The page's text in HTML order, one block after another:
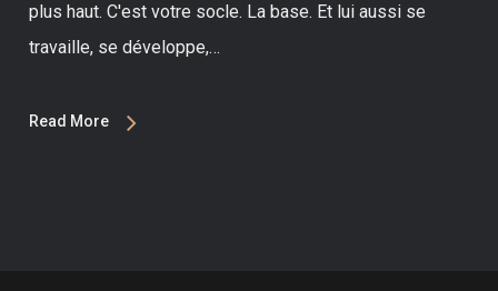
plus haut. C'est votre socle. La base. Et lui aussi se
travaille, se développe,…
Read More